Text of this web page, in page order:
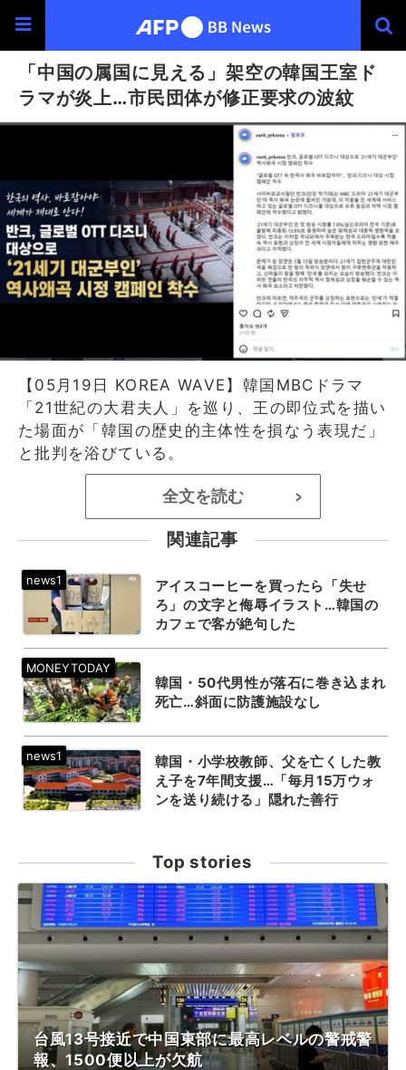
「中国の属国に見える」架空の韓国王室ド
ラマが炎上…市民団体が修正要求の波紋
【05月19日 KOREA WAVE】韓国MBCドラマ
「21世紀の大君夫人」を巡り、王の即位式を描い
た場面が「韓国の歴史的主体性を損なう表現だ」
と批判を浴びている。
全文を読む >
関連記事
アイスコーヒーを買ったら「失せ
ろ」の文字と侮辱イラスト…韓国の
カフェで客が絶句した
韓国・50代男性が落石に巻き込まれ
死亡…斜面に防護施設なし
韓国・小学校教師、父を亡くした教
え子を7年間支援…「毎月15万ウォ
ンを送り続ける」隠れた善行
Top stories
台風13号接近で中国東部に最高レベルの警戒警
報、1500便以上が欠航